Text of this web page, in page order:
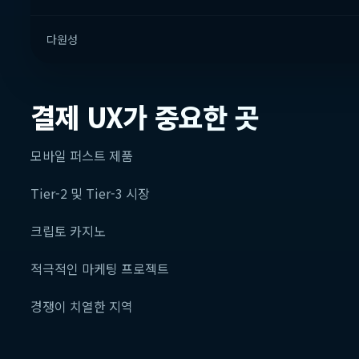
다원성
결제 UX가 중요한 곳
모바일 퍼스트 제품
Tier-2 및 Tier-3 시장
크립토 카지노
적극적인 마케팅 프로젝트
경쟁이 치열한 지역